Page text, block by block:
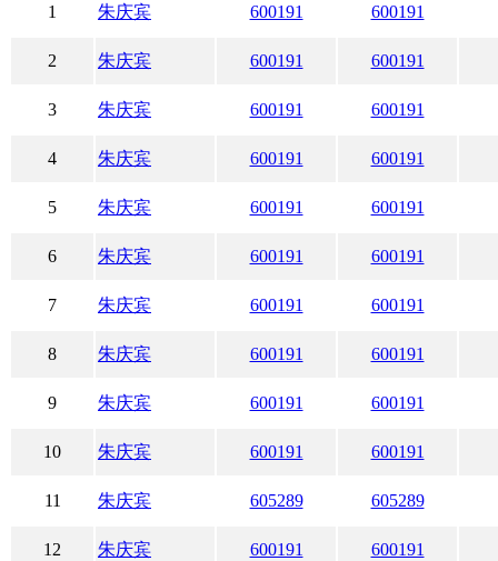
1 朱庆宾 600191 600191
2 朱庆宾 600191 600191
3 朱庆宾 600191 600191
4 朱庆宾 600191 600191
5 朱庆宾 600191 600191
6 朱庆宾 600191 600191
7 朱庆宾 600191 600191
8 朱庆宾 600191 600191
9 朱庆宾 600191 600191
10 朱庆宾 600191 600191
11 朱庆宾 605289 605289
12 朱庆宾 600191 600191